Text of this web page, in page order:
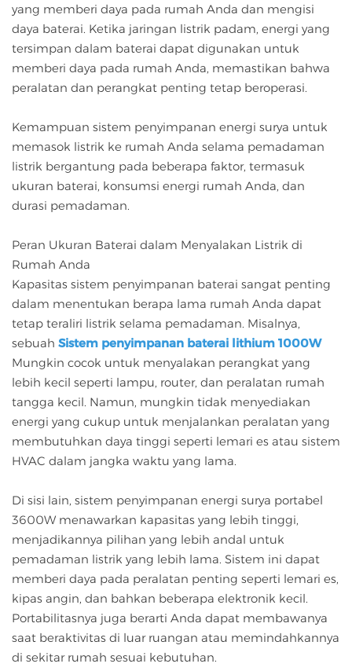
yang memberi daya pada rumah Anda dan mengisi
daya baterai. Ketika jaringan listrik padam, energi yang
tersimpan dalam baterai dapat digunakan untuk
memberi daya pada rumah Anda, memastikan bahwa
peralatan dan perangkat penting tetap beroperasi.
Kemampuan sistem penyimpanan energi surya untuk
memasok listrik ke rumah Anda selama pemadaman
listrik bergantung pada beberapa faktor, termasuk
ukuran baterai, konsumsi energi rumah Anda, dan
durasi pemadaman.
Peran Ukuran Baterai dalam Menyalakan Listrik di
Rumah Anda
Kapasitas sistem penyimpanan baterai sangat penting
dalam menentukan berapa lama rumah Anda dapat
tetap teraliri listrik selama pemadaman. Misalnya,
sebuah Sistem penyimpanan baterai lithium 1000W
Mungkin cocok untuk menyalakan perangkat yang
lebih kecil seperti lampu, router, dan peralatan rumah
tangga kecil. Namun, mungkin tidak menyediakan
energi yang cukup untuk menjalankan peralatan yang
membutuhkan daya tinggi seperti lemari es atau sistem
HVAC dalam jangka waktu yang lama.
Di sisi lain, sistem penyimpanan energi surya portabel
3600W menawarkan kapasitas yang lebih tinggi,
menjadikannya pilihan yang lebih andal untuk
pemadaman listrik yang lebih lama. Sistem ini dapat
memberi daya pada peralatan penting seperti lemari es,
kipas angin, dan bahkan beberapa elektronik kecil.
Portabilitasnya juga berarti Anda dapat membawanya
saat beraktivitas di luar ruangan atau memindahkannya
di sekitar rumah sesuai kebutuhan.